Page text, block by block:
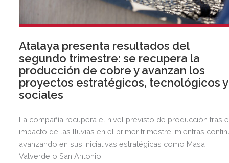
Atalaya presenta resultados del
segundo trimestre: se recupera la
producción de cobre y avanzan los
proyectos estratégicos, tecnológicos y
sociales
La compañía recupera el nivel previsto de producción tras
impacto de las lluvias en el primer trimestre, mientras
avanzando en sus iniciativas estratégicas como Masa
Valverde o San Antonio.